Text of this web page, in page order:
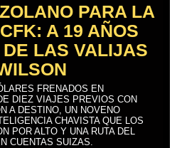
PARA LA
A 19 AÑOS
LAS VALIJAS
FRENADOS EN
DIEZ VIAJES PREVIOS CON
A DESTINO, UN NOVENO
CHAVISTA QUE LOS
POR ALTO Y UNA RUTA DEL
CUENTAS SUIZAS.